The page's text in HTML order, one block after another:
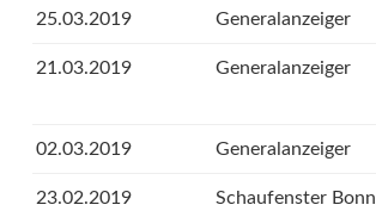
25.03.2019 Generalanzeiger
21.03.2019 Generalanzeiger
02.03.2019 Generalanzeiger
23.02.2019 Schaufenster Bonn